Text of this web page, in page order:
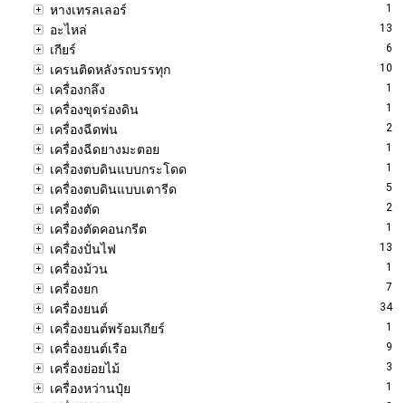
หางเทรลเลอร์ 1
อะไหล่ 13
เกียร์ 6
เครนติดหลังรถบรรทุก 10
เครื่องกลึง 1
เครื่องขุดร่องดิน 1
เครื่องฉีดพ่น 2
เครื่องฉีดยางมะตอย 1
เครื่องตบดินแบบกระโดด 1
เครื่องตบดินแบบเตารีด 5
เครื่องตัด 2
เครื่องตัดคอนกรีต 1
เครื่องปั่นไฟ 13
เครื่องม้วน 1
เครื่องยก 7
เครื่องยนต์ 34
เครื่องยนต์พร้อมเกียร์ 1
เครื่องยนต์เรือ 9
เครื่องย่อยไม้ 3
เครื่องหว่านปุ๋ย 1